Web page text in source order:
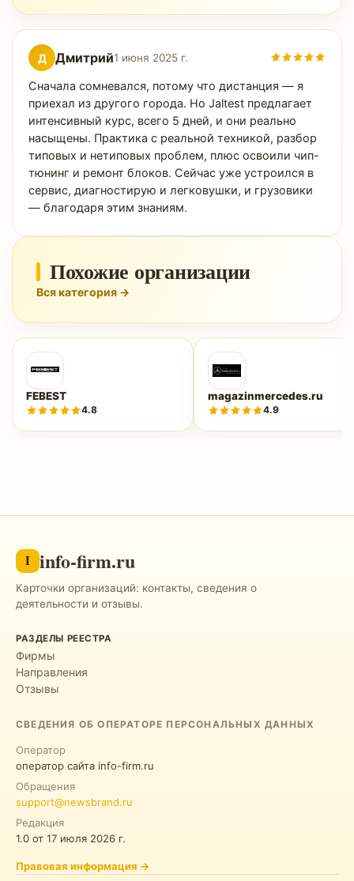
Д Дмитрий1 июня 2025 г.
Сначала сомневался, потому что дистанция — я
приехал из другого города. Но Jaltest предлагает
интенсивный курс, всего 5 дней, и они реально
насыщены. Практика с реальной техникой, разбор
типовых и нетиповых проблем, плюс освоили чип-
тюнинг и ремонт блоков. Сейчас уже устроился в
сервис, диагностирую и легковушки, и грузовики
— благодаря этим знаниям.
Похожие организации
Вся категория →
FEBEST
4.8
magazinmercedes.ru
4.9
I info-firm.ru
Карточки организаций: контакты, сведения о
деятельности и отзывы.
РАЗДЕЛЫ РЕЕСТРА
Фирмы
Направления
Отзывы
СВЕДЕНИЯ ОБ ОПЕРАТОРЕ ПЕРСОНАЛЬНЫХ ДАННЫХ
Оператор
оператор сайта info-firm.ru
Обращения
support@newsbrand.ru
Редакция
1.0 от 17 июля 2026 г.
Правовая информация →